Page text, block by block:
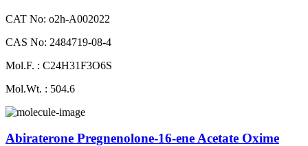
CAT No: o2h-A002022
CAS No: 2484719-08-4
Mol.F. : C24H31F3O6S
Mol.Wt. : 504.6
Abiraterone Pregnenolone-16-ene Acetate Oxime